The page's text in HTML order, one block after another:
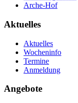
Arche-Hof
Aktuelles
Aktuelles
Wocheninfo
Termine
Anmeldung
Angebote